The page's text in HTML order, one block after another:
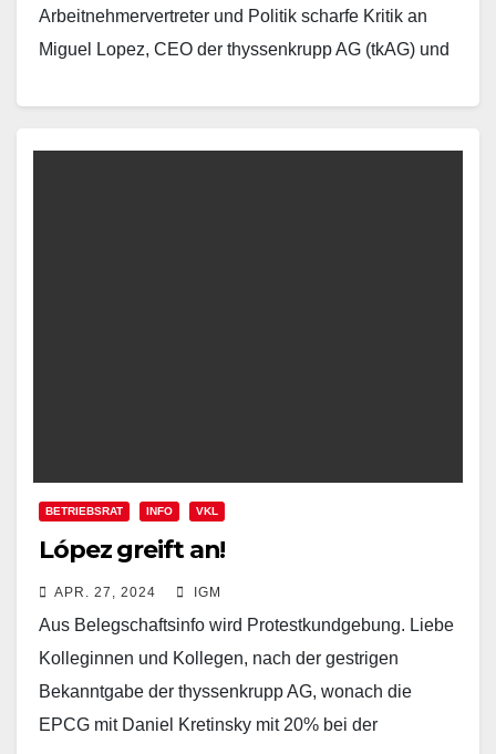
Arbeitnehmervertreter und Politik scharfe Kritik an
Miguel Lopez, CEO der thyssenkrupp AG (tkAG) und
BETRIEBSRAT INFO VKL
López greift an!
APR. 27, 2024 IGM
Aus Belegschaftsinfo wird Protestkundgebung. Liebe
Kolleginnen und Kollegen, nach der gestrigen
Bekanntgabe der thyssenkrupp AG, wonach die
EPCG mit Daniel Kretinsky mit 20% bei der